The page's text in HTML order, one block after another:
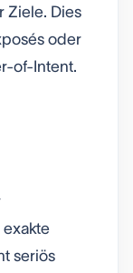
Ziele. Dies
oder
of-Intent.
seriös